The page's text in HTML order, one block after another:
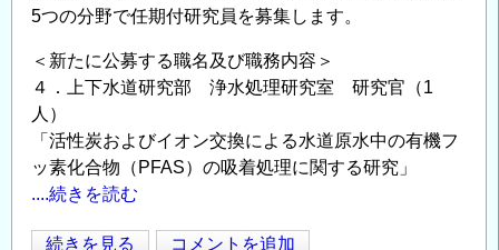
す
5つの分野で任期付研究員を募集します。
＜新たに公募する職名及び職務内容＞
４．上下水道研究部 浄水処理研究室 研究官（1
人）
「活性炭およびイオン交換による水道原水中の有機フ
ッ素化合物（PFAS）の吸着処理に関する研究」
....続きを読む
国
続きを見る コメントを追加